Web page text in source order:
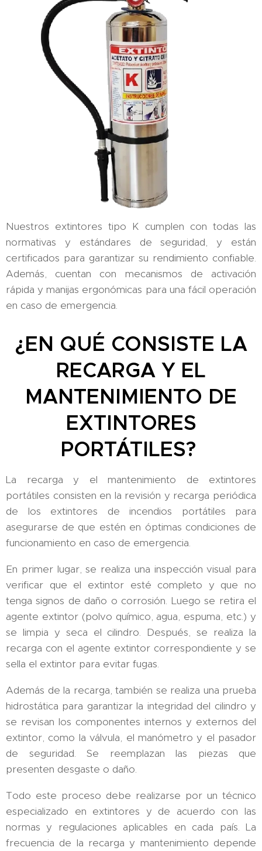
Nuestros extintores tipo K cumplen con todas las
normativas y estándares de seguridad, y están
certificados para garantizar su rendimiento confiable.
Además, cuentan con mecanismos de activación
rápida y manijas ergonómicas para una fácil operación
en caso de emergencia.
¿EN QUÉ CONSISTE LA
RECARGA Y EL
MANTENIMIENTO DE
EXTINTORES
PORTÁTILES?
La recarga y el mantenimiento de extintores
portátiles consisten en la revisión y recarga periódica
de los extintores de incendios portátiles para
asegurarse de que estén en óptimas condiciones de
funcionamiento en caso de emergencia.
En primer lugar, se realiza una inspección visual para
verificar que el extintor esté completo y que no
tenga signos de daño o corrosión. Luego se retira el
agente extintor (polvo químico, agua, espuma, etc.) y
se limpia y seca el cilindro. Después, se realiza la
recarga con el agente extintor correspondiente y se
sella el extintor para evitar fugas.
Además de la recarga, también se realiza una prueba
hidrostática para garantizar la integridad del cilindro y
se revisan los componentes internos y externos del
extintor, como la válvula, el manómetro y el pasador
de seguridad. Se reemplazan las piezas que
presenten desgaste o daño.
Todo este proceso debe realizarse por un técnico
especializado en extintores y de acuerdo con las
normas y regulaciones aplicables en cada país. La
frecuencia de la recarga y mantenimiento depende